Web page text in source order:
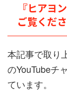
『ヒアヨ
ご覧くだ
本記事で取り
のYouTubeチ
ています。